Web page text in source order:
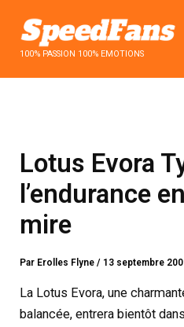
contenu100% PASSION 100% EMOTIONS
Lotus Evora
l’endurance
mire
Par Erolles Flyne/ 13 septembre
La Lotus Evora, une
balancée, entrera bientôt